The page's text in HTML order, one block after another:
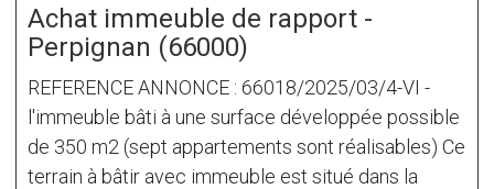
Achat immeuble de rapport -
Perpignan (66000)
REFERENCE ANNONCE : 66018/2025/03/4-VI -
l'immeuble bâti à une surface développée possible
de 350 m2 (sept appartements sont réalisables) Ce
terrain à bâtir avec immeuble est situé dans la